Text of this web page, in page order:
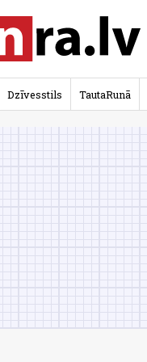
Dzīvesstils TautaRunā